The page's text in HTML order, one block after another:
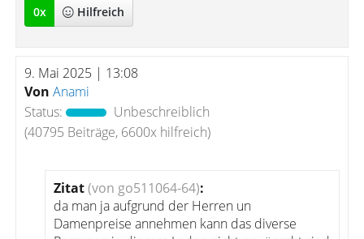
0x Hilfreich
9. Mai 2025 | 13:08
Von Anami
Status:
Unbeschreiblich
(40795 Beiträge, 6600x hilfreich)
Zitat(von go511064-64):
da man ja aufgrund der Herren un
Damenpreise annehmen kann das diverse